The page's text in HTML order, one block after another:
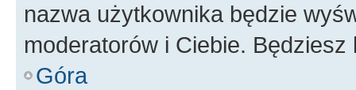
nazwa użytkownika będzie
moderatorów i Ciebie.
Góra